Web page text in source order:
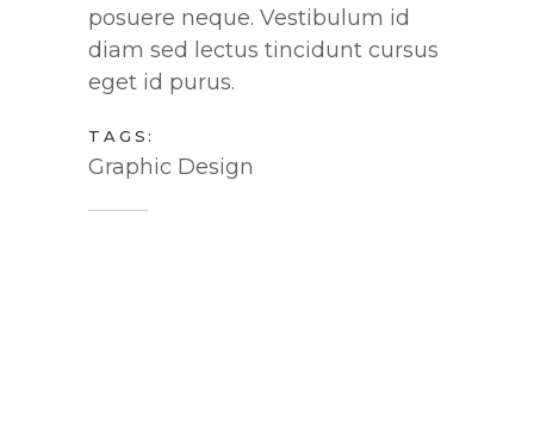
posuere neque. Vestibulum id
diam sed lectus tincidunt cursus
eget id purus.
TAGS:
Graphic Design